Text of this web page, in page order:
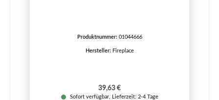
Produktnummer: 01044666
Hersteller: Fireplace
Regulärer Preis:
39,63 €
Sofort verfügbar, Lieferzeit: 2-4 Tage